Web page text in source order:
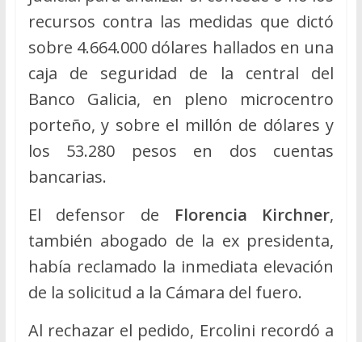
recursos contra las medidas que dictó
sobre 4.664.000 dólares hallados en una
caja de seguridad de la central del
Banco Galicia, en pleno microcentro
porteño, y sobre el millón de dólares y
los 53.280 pesos en dos cuentas
bancarias.
El defensor de Florencia Kirchner,
también abogado de la ex presidenta,
había reclamado la inmediata elevación
de la solicitud a la Cámara del fuero.
Al rechazar el pedido, Ercolini recordó a